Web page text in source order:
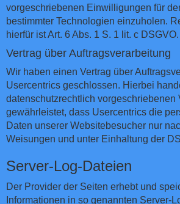
vorgeschriebenen Einwilligungen für
bestimmter Technologien einzuholen.
hierfür ist Art. 6 Abs. 1 S. 1 lit. c DSGVO.
Vertrag über Auftragsverarbeitung
Wir haben einen Vertrag über
Usercentrics geschlossen. Hierbei
datenschutzrechtlich vorgeschriebenen
gewährleistet, dass Usercentrics die
Daten unserer Websitebesucher nur
Weisungen und unter Einhaltung der
Server-Log-Dateien
Der Provider der Seiten erhebt und
Informationen in so genannten Server-